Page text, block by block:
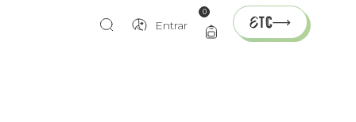
Entrar
0